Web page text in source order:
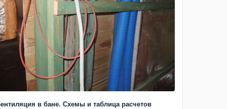
в бане. Схемы и таблица расчетов